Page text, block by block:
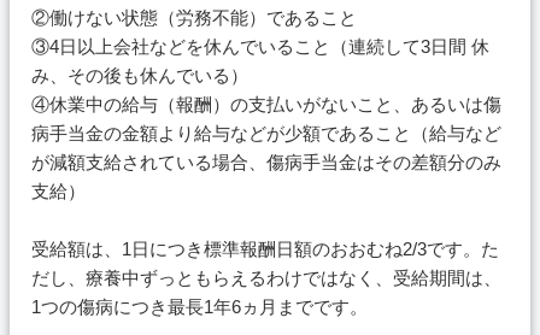
②働けない状態（労務不能）であること
③4日以上会社などを休んでいること（連続して3日間 休
み、その後も休んでいる）
④休業中の給与（報酬）の支払いがないこと、あるいは傷
病手当金の金額より給与などが少額であること（給与など
が減額支給されている場合、傷病手当金はその差額分のみ
支給）
受給額は、1日につき標準報酬日額のおおむね2/3です。た
だし、療養中ずっともらえるわけではなく、受給期間は、
1つの傷病につき最長1年6ヵ月までです。